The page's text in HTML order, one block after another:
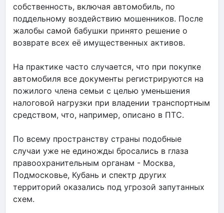
собственность, включая автомобиль, по
поддельному воздействию мошенников. После
жалобы самой бабушки принято решение о
возврате всех её имущественных активов.
На практике часто случается, что при покупке
автомобиля все документы регистрируются на
пожилого члена семьи с целью уменьшения
налоговой нагрузки при владении транспортным
средством, что, например, описано в ПТС.
По всему пространству страны подобные
случаи уже не единожды бросались в глаза
правоохранительным органам - Москва,
Подмосковье, Кубань и спектр других
территорий оказались под угрозой запутанных
схем.